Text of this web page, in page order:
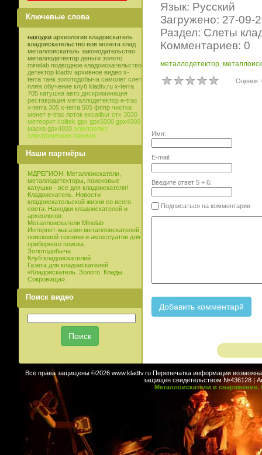
Ключевые слова
находки археология кладоискатель
кладоискательство вов монета клад
металлоискатель законодательство
металлодетектор деньги золото
minelab подводное кладоискательство
детектор kladtv архивное видео x-
terra танк золотодобыча самолет слет
пляж обучение клуб kladtv,ru x-terra
705 катушка авто дискриминация
реставрация металлодетектор e-trac
x-terra 305 x-terra 505 фппр чистка
монет e-trac лоток excalibur стх 3030
метеорит coiltek gpx gpx5000 gpx4500
маска gpx4800 электролиз
электрические помехи
Наши партнёры
МДРЕГИОН. Металлоискатели,
металлодетекторы, поисковые
катушки - все для кладоискателя!
Кладоискатель. Новости
кладоискательской жизни со всего
света. Находки кладоискателей и
археологов.
Металлоискатели Minelab
Интернет-магазин металлоискателей,
поисковой техники и аксессуатов для
приборного поиска.
Золотодобыча
Клуб кладоискателей
Газета для кладоискателей
«Кладоискатель. Золото. Клады.
Сокровища».
Поиск видео
Язык: Русский
Загружено: 27-09-
Раздел: Слеты
Комментариев: 0
металлодетектор,
Оценок:
Имя:
E-mail:
Введите ответ 5+ 6:
Подписаться на комментарии
Все права защищены ©2026 www.kladtv.ru Перепечатка информации возможна
защищен свидетельством №436128 |
Металлоискатели и